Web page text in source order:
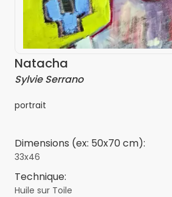
Natacha
Sylvie Serrano
portrait
Dimensions (ex: 50x70 cm):
33x46
Technique:
Huile sur Toile